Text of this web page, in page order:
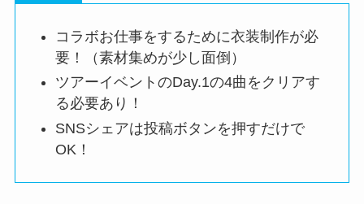
コラボお仕事をするために衣装制作が必
要！
（素材集めが少し面倒）
ツアーイベントのDay.1の4曲をクリアす
る必要あり！
SNSシェアは投稿ボタンを押すだけで
OK！